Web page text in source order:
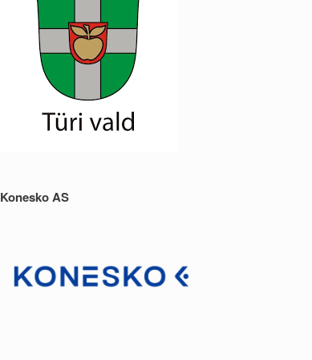
Konesko AS